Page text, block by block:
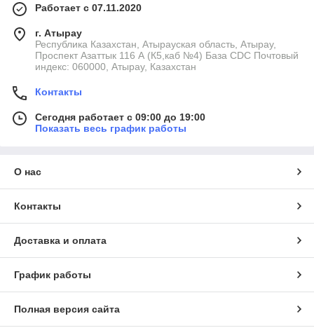
Работает с 07.11.2020
г. Атырау
Республика Казахстан, Атырауская область, Атырау,
Проспект Азаттык 116 А (К5,каб №4) База CDC Почтовый
индекс: 060000, Атырау, Казахстан
Контакты
Сегодня работает с 09:00 до 19:00
Показать весь график работы
О нас
Контакты
Доставка и оплата
График работы
Полная версия сайта